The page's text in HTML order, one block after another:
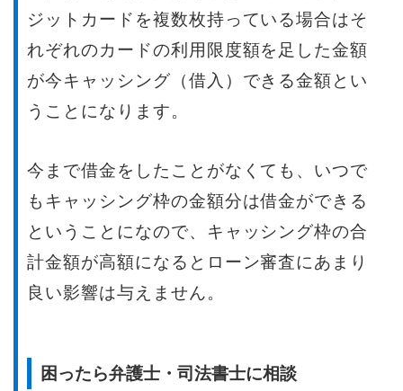
ジットカードを複数枚持っている場合はそ
れぞれのカードの利用限度額を足した金額
が今キャッシング（借入）できる金額とい
うことになります。
今まで借金をしたことがなくても、いつで
もキャッシング枠の金額分は借金ができる
ということになので、キャッシング枠の合
計金額が高額になるとローン審査にあまり
良い影響は与えません。
困ったら弁護士・司法書士に相談